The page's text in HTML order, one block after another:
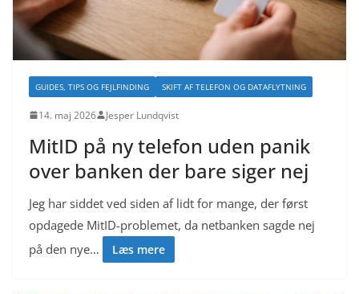
GUIDES, TIPS OG FEJLFINDING SKIFT AF TELEFON OG DATAFLYTNING
14. maj 2026 Jesper Lundqvist
MitID på ny telefon uden panik
over banken der bare siger nej
Jeg har siddet ved siden af lidt for mange, der først
opdagede MitID-problemet, da netbanken sagde nej
på den nye…
Læs mere